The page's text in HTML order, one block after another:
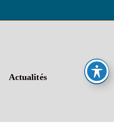
Actualités